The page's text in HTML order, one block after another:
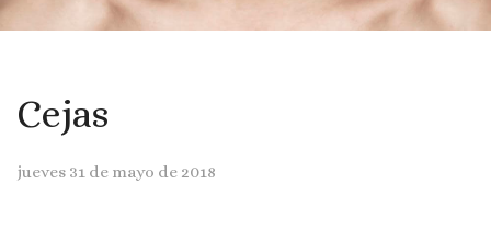
Cejas
jueves 31 de mayo de 2018